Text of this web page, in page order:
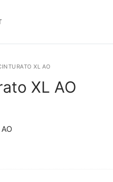
XL AO
XL AO